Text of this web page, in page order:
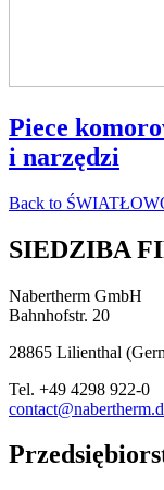
Piece
i narzędzi
Back to
SIEDZIBA
Nabertherm GmbH
Bahnhofstr. 20
28865 Lilienthal (
Tel. +49 4298 922-0